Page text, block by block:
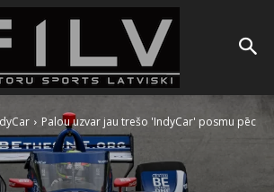
Palou uzvar jau trešo 'IndyCar' posmu pēc